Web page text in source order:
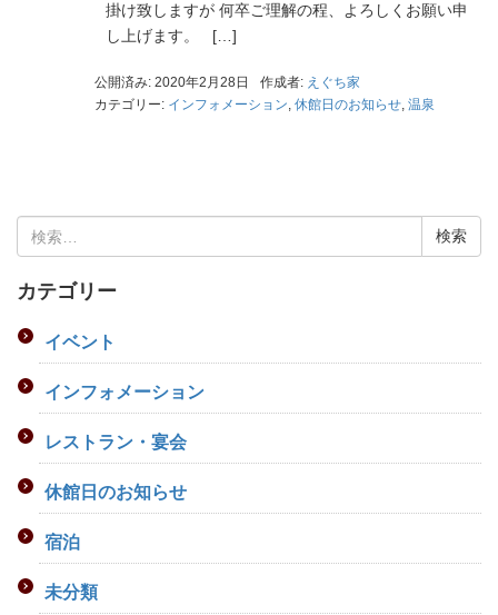
掛け致しますが 何卒ご理解の程、よろしくお願い申
し上げます。 […]
公開済み: 2020年2月28日 作成者: えぐち家
カテゴリー: インフォメーション, 休館日のお知らせ, 温泉
索:
カテゴリー
イベント
インフォメーション
レストラン・宴会
休館日のお知らせ
宿泊
未分類